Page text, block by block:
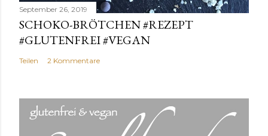
September 26, 2019
SCHOKO-BRÖTCHEN #REZEPT
#GLUTENFREI #VEGAN
Teilen 2 Kommentare